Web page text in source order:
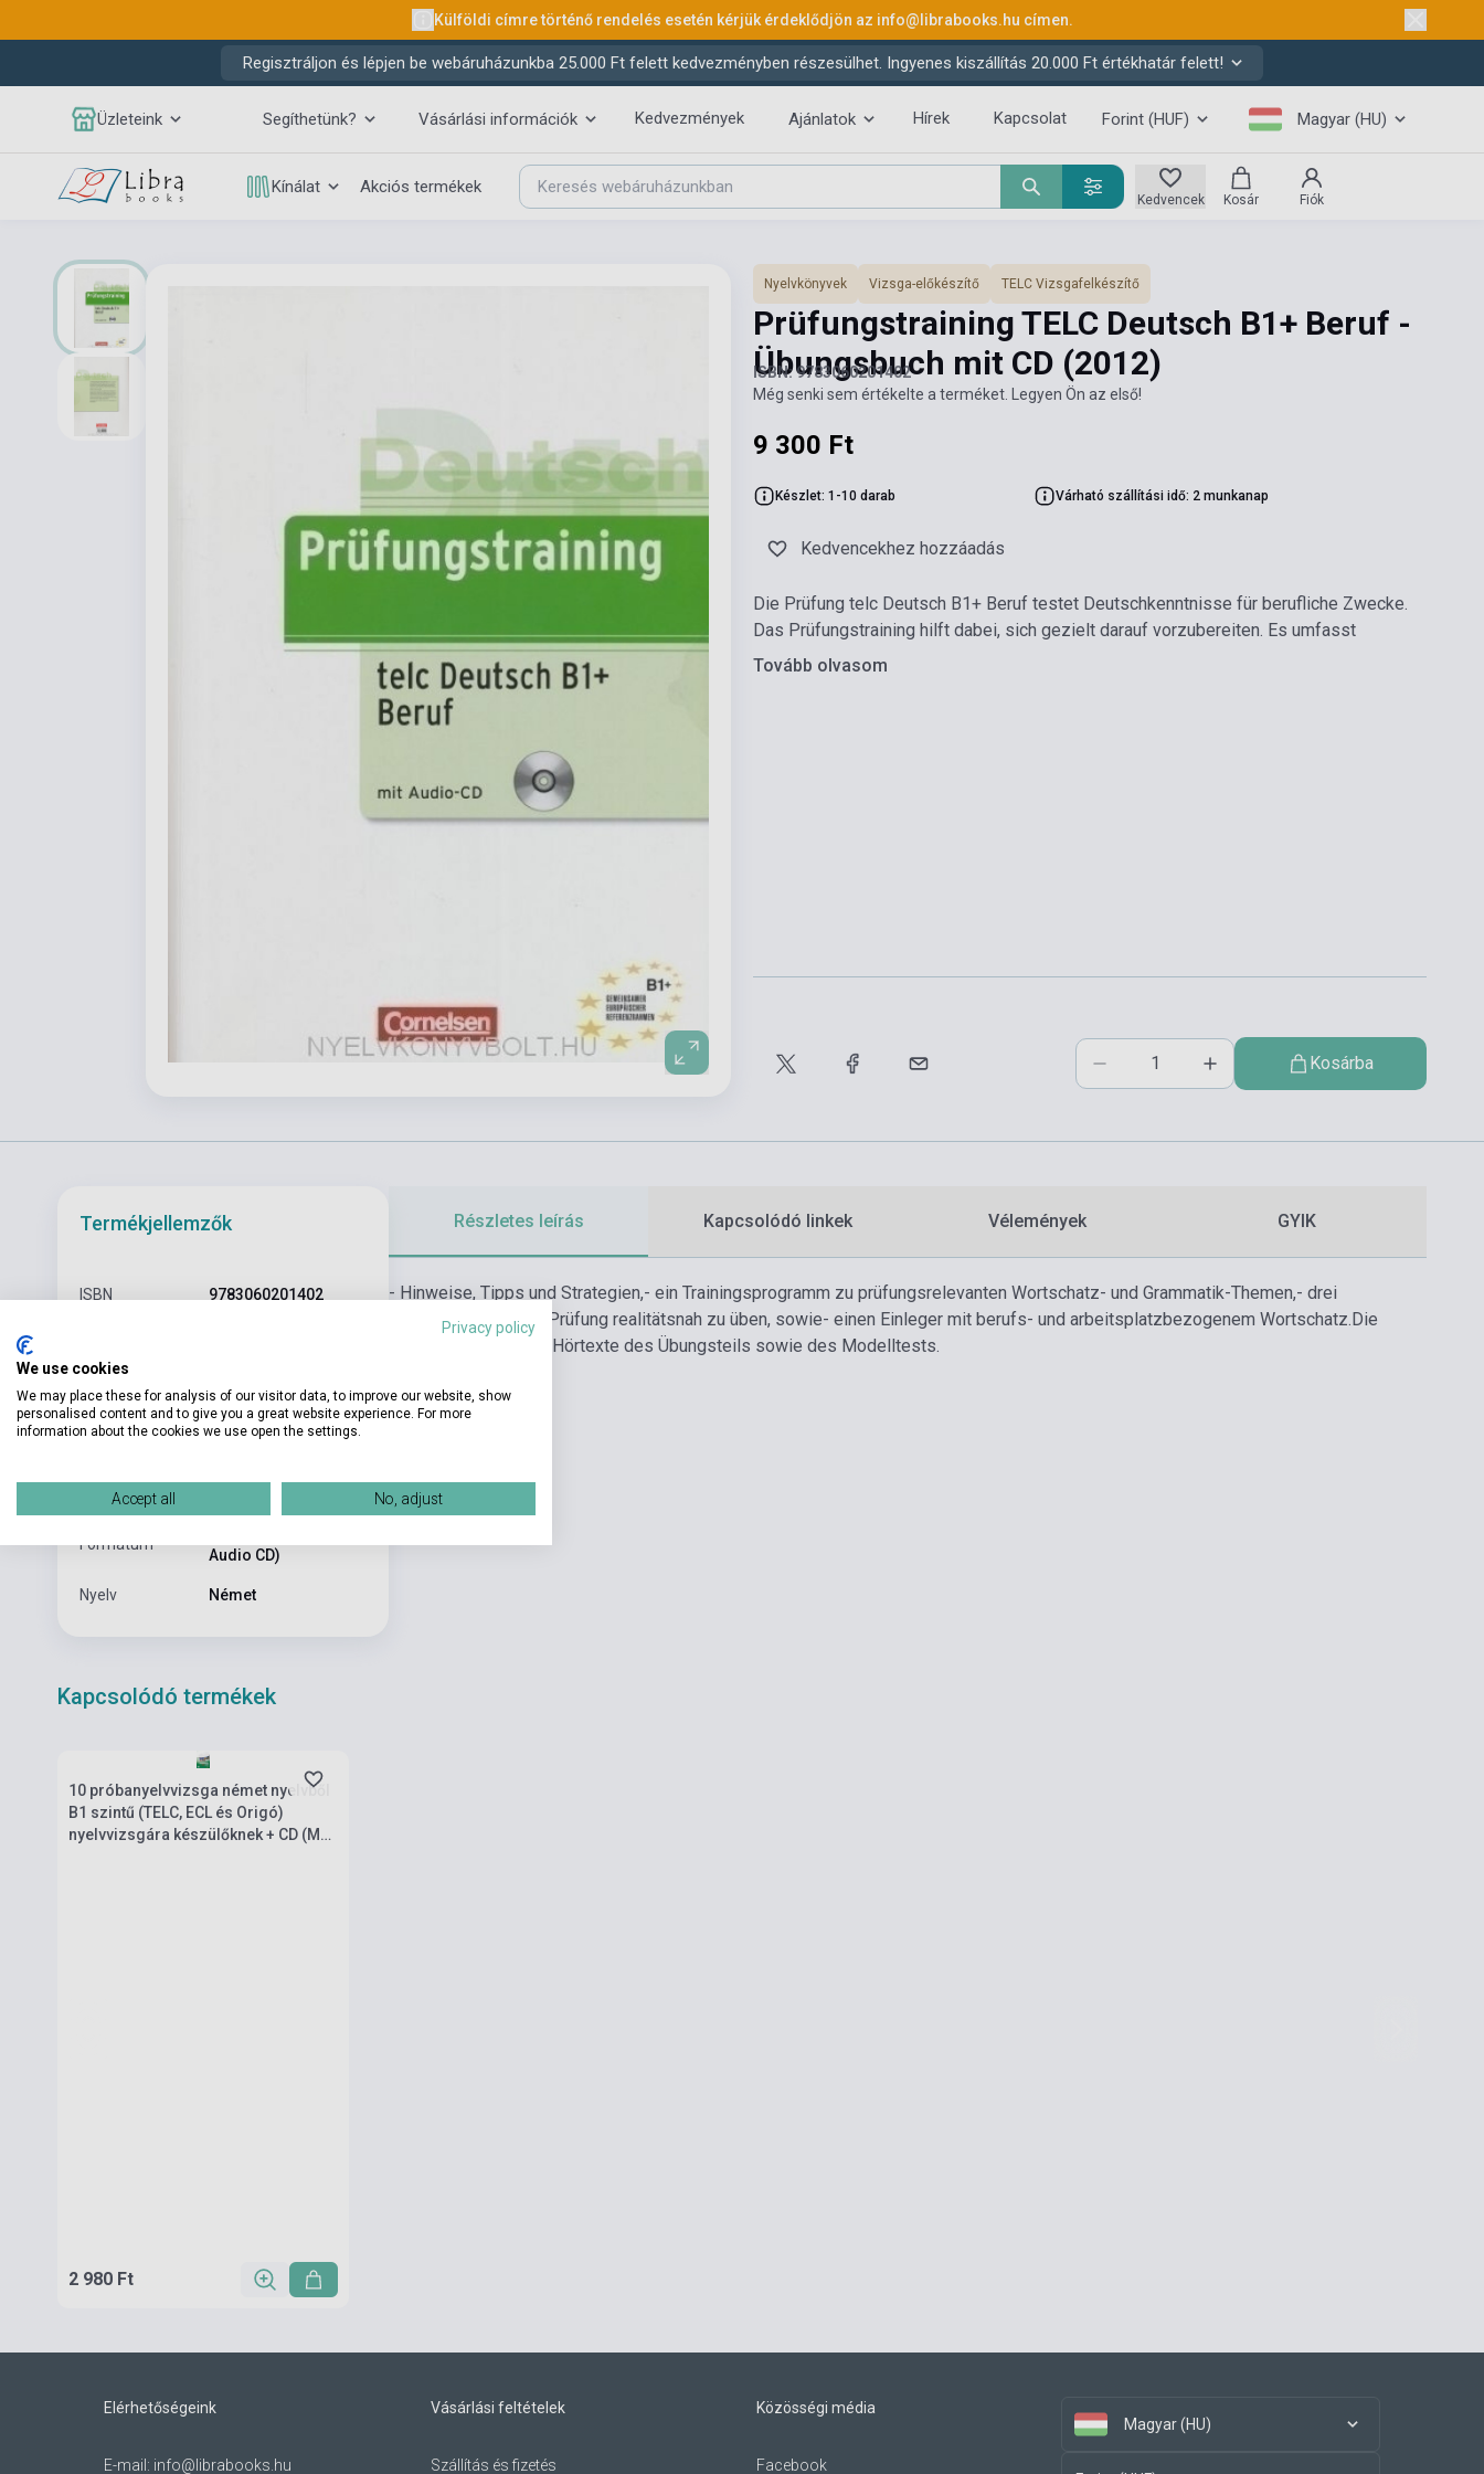
Külföldi címre történő rendelés esetén kérjük érdeklődjön az info@librabooks.hu címen.
Regisztráljon és lépjen be webáruházunkba 25.000 Ft felett kedvezményben részesülhet. Ingyenes kiszállítás 20.000 Ft értékhatár felett!
Üzleteink Segíthetünk? Vásárlási információk Kedvezmények Ajánlatok Hírek Kapcsolat Forint (HUF) Magyar (HU)
Kínálat Akciós termékek
Kedvencek Kosár Fiók
Nyelvkönyvek Vizsga-előkészítő TELC Vizsgafelkészítő
Prüfungstraining TELC Deutsch B1+ Beruf -
Übungsbuch mit CD (2012)
ISBN: 9783060201402
Még senki sem értékelte a terméket. Legyen Ön az első!
9 300 Ft
Készlet: 1-10 darab Várható szállítási idő: 2 munkanap
Kedvencekhez hozzáadás
Die Prüfung telc Deutsch B1+ Beruf testet Deutschkenntnisse für berufliche Zwecke.
Das Prüfungstraining hilft dabei, sich gezielt darauf vorzubereiten. Es umfasst
Tovább olvasom
Kosárba
Termékjellemzők
ISBN 9783060201402
Oldalszám
Kötés Puhakötés
Kiadási év
Formátum
Audio CD)
Nyelv Német
Részletes leírás Kapcsolódó linkek Vélemények GYIK
- Hinweise, Tipps und Strategien,- ein Trainingsprogramm zu prüfungsrelevanten Wortschatz- und Grammatik-Themen,- drei
Modelltests, um die Prüfung realitätsnah zu üben, sowie- einen Einleger mit berufs- und arbeitsplatzbezogenem Wortschatz.Die
Audio-CD enthält die Hörtexte des Übungsteils sowie des Modelltests.
Kapcsolódó termékek
10 próbanyelvvizsga német nyelvből
B1 szintű (TELC, ECL és Origó)
nyelvvizsgára készülőknek + CD (MX-
2 980 Ft
Elérhetőségeink
E-mail: info@librabooks.hu
Vásárlási feltételek
Szállítás és fizetés
Közösségi média
Facebook
Magyar (HU)
Privacy policy
We use cookies
We may place these for analysis of our visitor data, to improve our website, show
personalised content and to give you a great website experience. For more
information about the cookies we use open the settings.
Accept all No, adjust